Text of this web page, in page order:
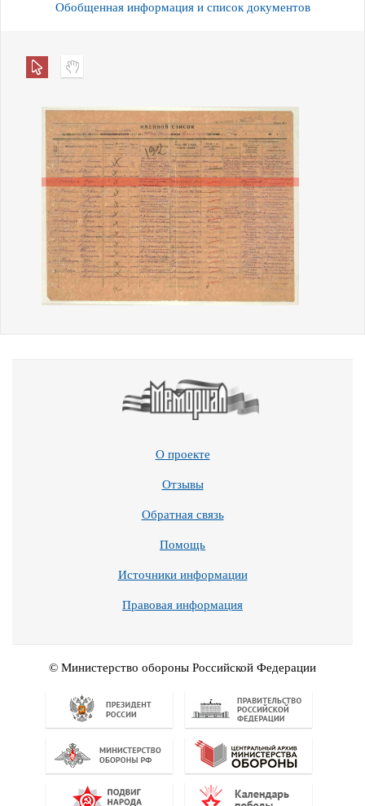
Обобщенная информация и список документов
О проекте
Отзывы
Обратная связь
Помощь
Источники информации
Правовая информация
© Министерство обороны Российской Федерации